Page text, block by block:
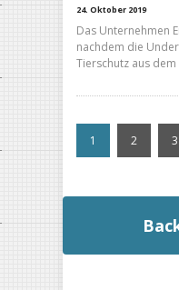
24. Oktober 2019
Das Unternehmen
nachdem die
Tierschutz aus
1 2 3